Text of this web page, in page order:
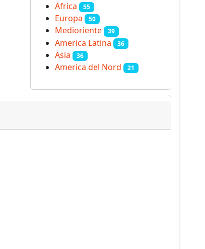
Africa 55
Europa 50
Medioriente 39
America Latina 36
Asia 36
America del Nord 21